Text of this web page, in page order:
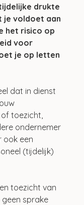
drukte
je voldoet aan
het risico op
voor
je op letten
dat in dienst
toezicht,
ondernemer
ook een
(tijdelijk)
toezicht van
sprake